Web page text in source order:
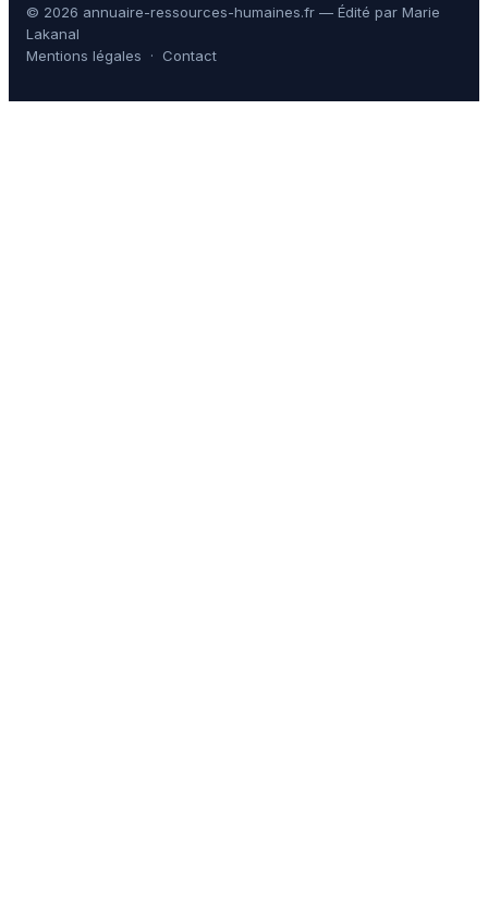
© 2026 annuaire-ressources-humaines.fr — Édité par Marie
Lakanal
Mentions légales · Contact